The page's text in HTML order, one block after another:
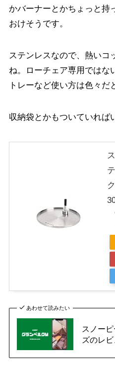
かバーナーとかちょっと持
おけそうです。
ステンレスなので、熱いコ
ね。ローチェア専用ではな
トレーなど使い方は色々だ
収納袋とかもついていれば
あわせて読みたい
スノー
ズのレ